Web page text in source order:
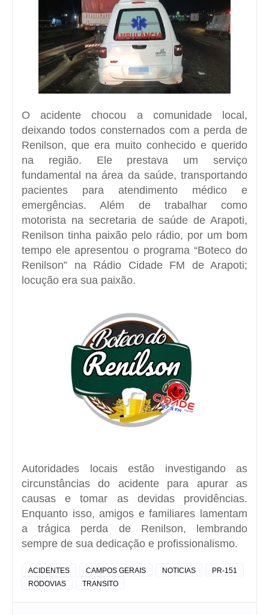
O acidente chocou a comunidade local,
deixando todos consternados com a perda de
Renilson, que era muito conhecido e querido
na região. Ele prestava um serviço
fundamental na área da saúde, transportando
pacientes para atendimento médico e
emergências. Além de trabalhar como
motorista na secretaria de saúde de Arapoti,
Renilson tinha paixão pelo rádio, por um bom
tempo ele apresentou o programa “Boteco do
Renilson” na Rádio Cidade FM de Arapoti;
locução era sua paixão.
Autoridades locais estão investigando as
circunstâncias do acidente para apurar as
causas e tomar as devidas providências.
Enquanto isso, amigos e familiares lamentam
a trágica perda de Renilson, lembrando
sempre de sua dedicação e profissionalismo.
ACIDENTES CAMPOS GERAIS NOTICIAS
PR-151
RODOVIAS
TRANSITO